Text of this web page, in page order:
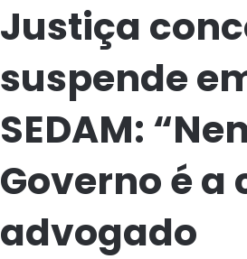
Justiça
suspende
SEDAM:
Governo é
advogado